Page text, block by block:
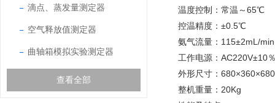
滴点、蒸发量测定器
空气释放值测定器
曲轴箱模拟实验测定器
查看全部
温度控制：常温～65℃
控温精度：±0.5℃
氨气流量：115±2mL/min
工作电源：AC220V±10
外形尺寸：
整机重量：20Kg